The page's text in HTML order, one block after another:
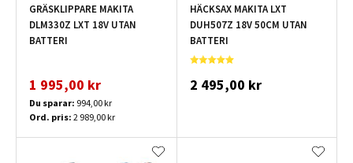
GRÄSKLIPPARE MAKITA
DLM330Z LXT 18V UTAN
BATTERI
1 995,00 kr
Du sparar: 994,00 kr
Ord. pris: 2 989,00 kr
HÄCKSAX MAKITA LXT
DUH507Z 18V 50CM UTAN
BATTERI
2 495,00 kr